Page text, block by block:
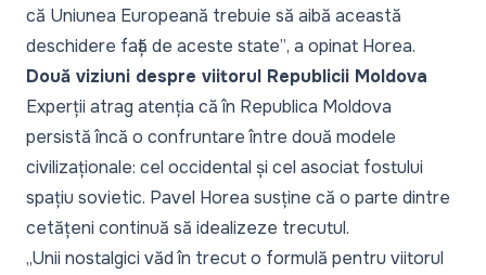
că Uniunea Europeană trebuie să aibă această
deschidere față de aceste state”, a opinat Horea.
Două viziuni despre viitorul Republicii Moldova
Experții atrag atenția că în Republica Moldova
persistă încă o confruntare între două modele
civilizaționale: cel occidental și cel asociat fostului
spațiu sovietic. Pavel Horea susține că o parte dintre
cetățeni continuă să idealizeze trecutul.
„Unii nostalgici văd în trecut o formulă pentru viitorul